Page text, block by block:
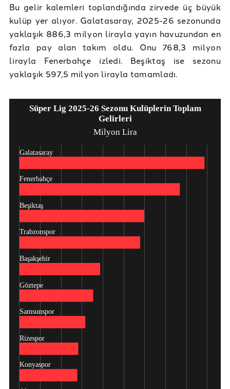
Bu gelir kalemleri toplandığında zirvede üç büyük
kulüp yer alıyor. Galatasaray, 2025-26 sezonunda
yaklaşık 886,3 milyon lirayla yayın havuzundan en
fazla pay alan takım oldu. Onu 768,3 milyon
lirayla Fenerbahçe izledi. Beşiktaş ise sezonu
yaklaşık 597,5 milyon lirayla tamamladı.